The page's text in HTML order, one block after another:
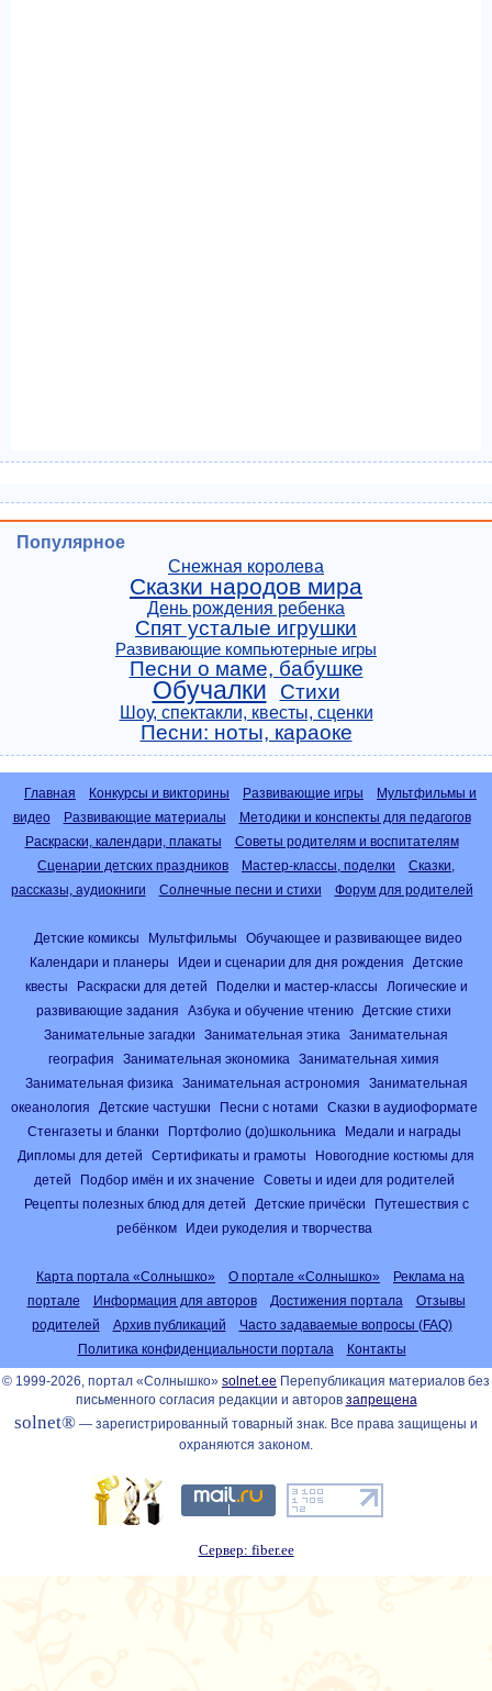
Популярное
Снежная королева
Сказки народов мира
День рождения ребенка
Спят усталые игрушки
Развивающие компьютерные игры
Песни о маме, бабушке
Обучалки Стихи
Шоу, спектакли, квесты, сценки
Песни: ноты, караоке
Главная Конкурсы и викторины Развивающие игры
Мультфильмы и
видео
Развивающие материалы
Методики и конспекты для педагогов
Раскраски, календари, плакаты
Советы родителям и воспитателям
Сценарии детских праздников
Мастер-классы, поделки
Сказки,
рассказы, аудиокниги
Солнечные песни и стихи Форум для родителей
Детские комиксы Мультфильмы
Обучающее и развивающее видео
Календари и планеры
Идеи и сценарии для дня рождения
Детские
квесты
Раскраски для детей Поделки и мастер-классы
Логические и
развивающие задания
Азбука и обучение чтению
Детские стихи
Занимательные загадки
Занимательная этика
Занимательная
география
Занимательная экономика
Занимательная химия
Занимательная физика
Занимательная астрономия
Занимательная
океанология
Детские частушки Песни с нотами
Сказки в аудиоформате
Стенгазеты и бланки
Портфолио (до)школьника
Медали и награды
Дипломы для детей
Сертификаты и грамоты
Новогодние костюмы для
детей
Подбор имён и их значение
Советы и идеи для родителей
Рецепты полезных блюд для детей
Детские причёски
Путешествия с
ребёнком
Идеи рукоделия и творчества
Карта портала «Солнышко» О портале «Солнышко»
Реклама на
портале
Информация для авторов Достижения портала
Отзывы
родителей
Архив публикаций
Часто задаваемые вопросы (FAQ)
Политика конфиденциальности портала
Контакты
© 1999-2026, портал «Солнышко» solnet.ee Перепубликация материалов без
письменного согласия редакции и авторов запрещена
solnet® — зарегистрированный товарный знак. Все права защищены и
охраняются законом.
Сервер: fiber.ee